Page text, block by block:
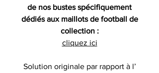
de nos bustes spécifiquement
dédiés aux maillots de football de
collection :
cliquez ici
Solution originale par rapport à l’